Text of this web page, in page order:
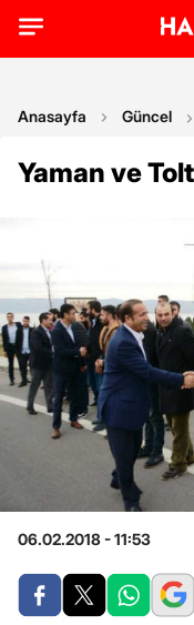
Anasayfa Güncel
Yaman ve
06.02.2018 - 11:53